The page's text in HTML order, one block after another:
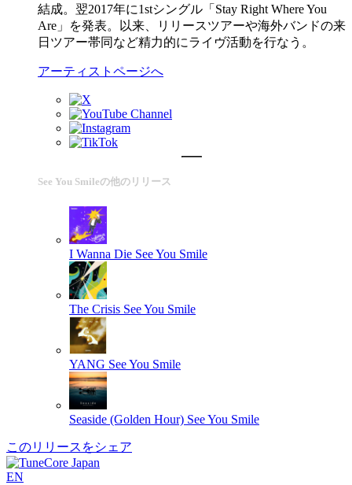
結成。翌2017年に1stシングル「Stay Right Where You
Are」を発表。以来、リリースツアーや海外バンドの来
日ツアー帯同など精力的にライヴ活動を行なう。
アーティストページへ
See You Smileの他のリリース
I Wanna Die See You Smile
The Crisis See You Smile
YANG See You Smile
Seaside (Golden Hour) See You Smile
このリリースをシェア
EN